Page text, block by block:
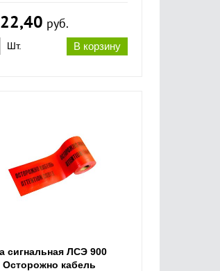
руб.
В корзину
Шт.
сигнальная ЛСЭ 900
Осторожно кабель